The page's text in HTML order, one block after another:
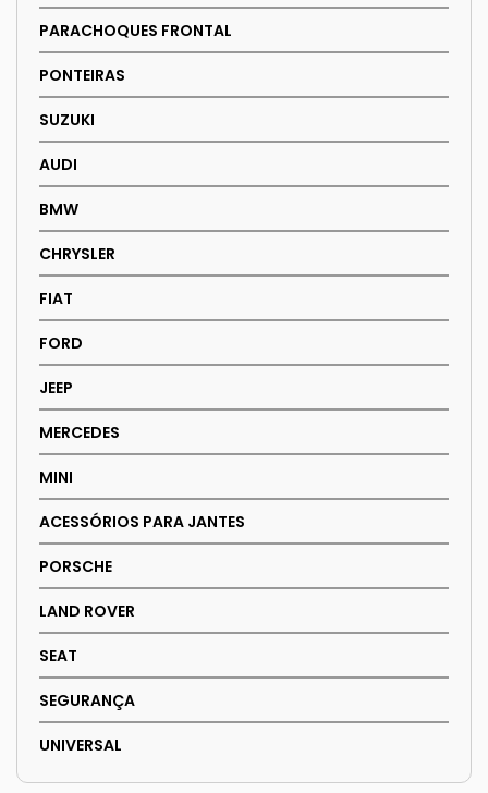
PARACHOQUES FRONTAL
PONTEIRAS
SUZUKI
AUDI
BMW
CHRYSLER
FIAT
FORD
JEEP
MERCEDES
MINI
ACESSÓRIOS PARA JANTES
PORSCHE
LAND ROVER
SEAT
SEGURANÇA
UNIVERSAL